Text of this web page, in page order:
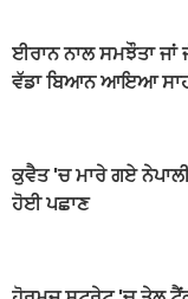
ਈਰਾਨ ਨਾਲ ਸਮਝੌਤਾ ਜਾਂ
ਵੱਡਾ ਬਿਆਨ ਆਇਆ
ਕੁਵੈਤ 'ਚ ਮਾਰੇ ਗਏ
ਹੋਈ ਪਛਾਣ